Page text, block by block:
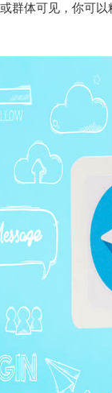
群体可见，你可